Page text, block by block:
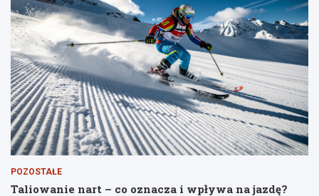
POZOSTAŁE
Taliowanie nart – co oznacza i wpływa na jazdę?